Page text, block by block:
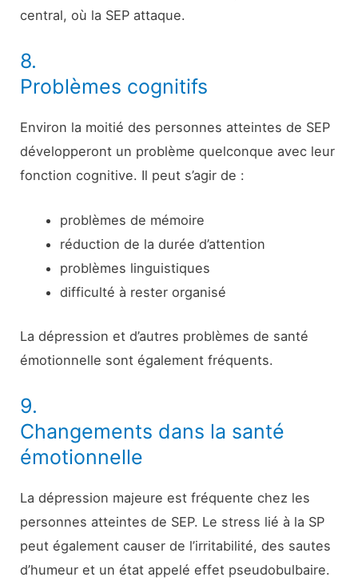
central, où la SEP attaque.
8.
Problèmes cognitifs
Environ la moitié des personnes atteintes de SEP
développeront un problème quelconque avec leur
fonction cognitive. Il peut s’agir de :
problèmes de mémoire
réduction de la durée d’attention
problèmes linguistiques
difficulté à rester organisé
La dépression et d’autres problèmes de santé
émotionnelle sont également fréquents.
9.
Changements dans la santé
émotionnelle
La dépression majeure est fréquente chez les
personnes atteintes de SEP. Le stress lié à la SP
peut également causer de l’irritabilité, des sautes
d’humeur et un état appelé effet pseudobulbaire.